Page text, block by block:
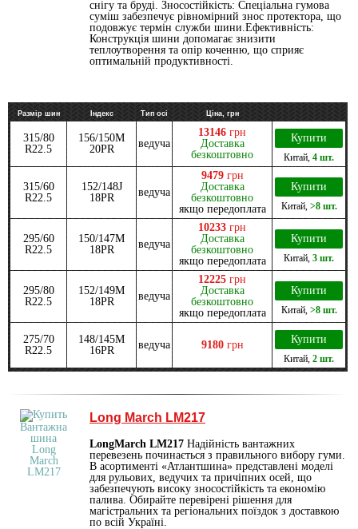
снігу та бруді. Зносостійкість: Спеціальна гумова
суміш забезпечує рівномірний знос протектора, що
подовжує термін служби шини.Ефективність:
Конструкція шини допомагає знизити
теплоутворення та опір коченню, що сприяє
оптимальній продуктивності.
Размір шин Індекс Тип осі Ціна, грн
315/80
R22.5
156/150M
20PR
ведуча
13146 грн
Доставка
безкоштовно
Купити
Китай 4 шт.
315/60
R22.5
152/148J
18PR
ведуча
9479 грн
Доставка
безкоштовно
якщо передоплата
Купити
Китай, >8 шт.
295/60
R22.5
150/147М
18PR
ведуча
10233 грн
Доставка
безкоштовно
якщо передоплата
Купити
Китай 3 шт.
295/80
R22.5
152/149M
18PR
ведуча
12225 грн
Доставка
безкоштовно
якщо передоплата
Купити
Китай, >8 шт.
275/70
R22.5
148/145M
16PR
ведуча 9180 грн Купити
Китай 2 шт.
Long March LM217
LongMarch LM217 Надійність вантажних
перевезень починається з правильного вибору гуми.
В асортименті «Атлантшина» представлені моделі
для рульових, ведучих та причіпних осей, що
забезпечують високу зносостійкість та економію
палива. Обирайте перевірені рішення для
магістральних та регіональних поїздок з доставкою
по всій Україні.